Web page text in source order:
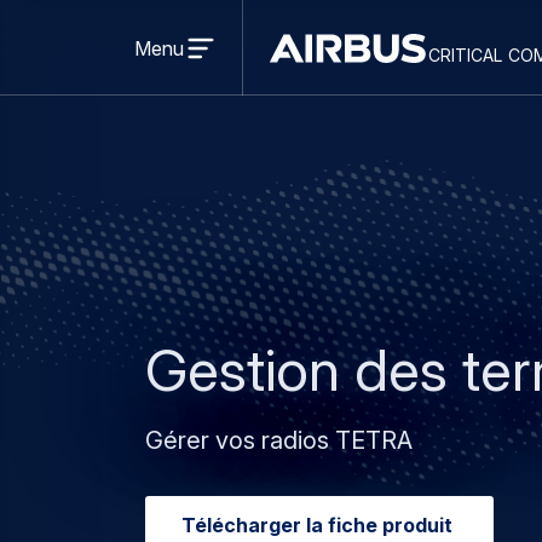
Criticalcommunications
critical
menu
Menu
Gestion des
Gérer vos radios TETRA
Télécharger la fiche produit